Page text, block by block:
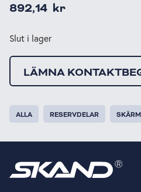
892,14 kr
Slut i lager
LÄMNA
ALLA RESERVDELAR